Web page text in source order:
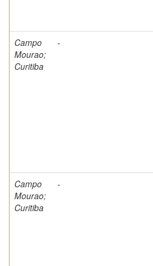
Campo
Mourao;
Curitiba
-
Campo
Mourao;
Curitiba
-